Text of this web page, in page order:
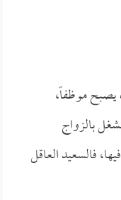
يصبح موظفاً،
بالزواج
فالسعيد العاقل